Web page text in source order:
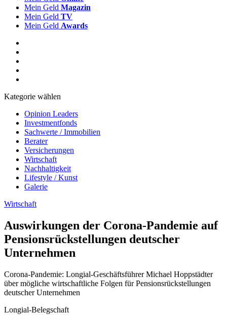
Mein Geld Magazin
Mein Geld TV
Mein Geld Awards
Kategorie wählen
Opinion Leaders
Investmentfonds
Sachwerte / Immobilien
Berater
Versicherungen
Wirtschaft
Nachhaltigkeit
Lifestyle / Kunst
Galerie
Wirtschaft
Auswirkungen der Corona-Pandemie auf
Pensionsrückstellungen deutscher
Unternehmen
Corona-Pandemie: Longial-Geschäftsführer Michael Hoppstädter
über mögliche wirtschaftliche Folgen für Pensionsrückstellungen
deutscher Unternehmen
Longial-Belegschaft